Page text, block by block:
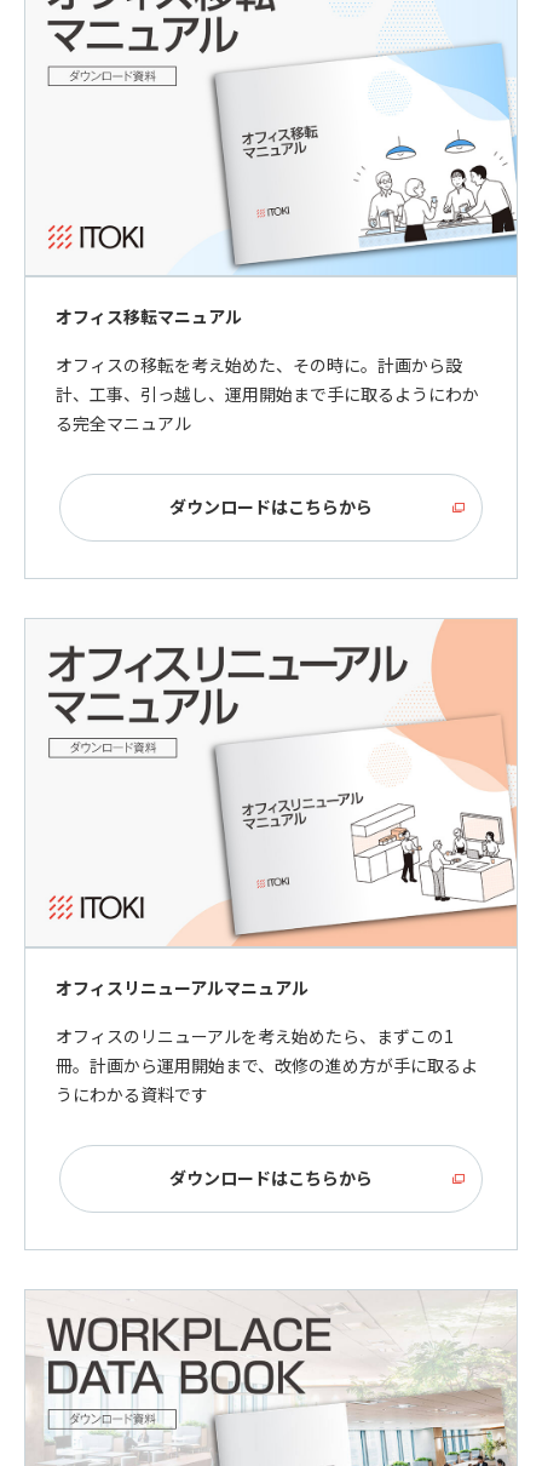
オフィス移転マニュアル
オフィスの移転を考え始めた、その時に。計画から設
計、工事、引っ越し、運用開始まで手に取るようにわか
る完全マニュアル
ダウンロードはこちらから
オフィスリニューアルマニュアル
オフィスのリニューアルを考え始めたら、まずこの1
冊。計画から運用開始まで、改修の進め方が手に取るよ
うにわかる資料です
ダウンロードはこちらから